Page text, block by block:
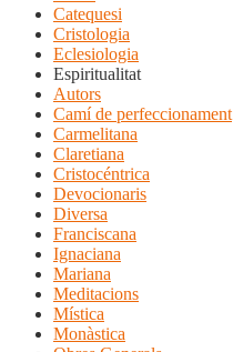
Catequesi
Cristologia
Eclesiologia
Espiritualitat
Autors
Camí de perfeccionament
Carmelitana
Claretiana
Cristocéntrica
Devocionaris
Diversa
Franciscana
Ignaciana
Mariana
Meditacions
Mística
Monàstica